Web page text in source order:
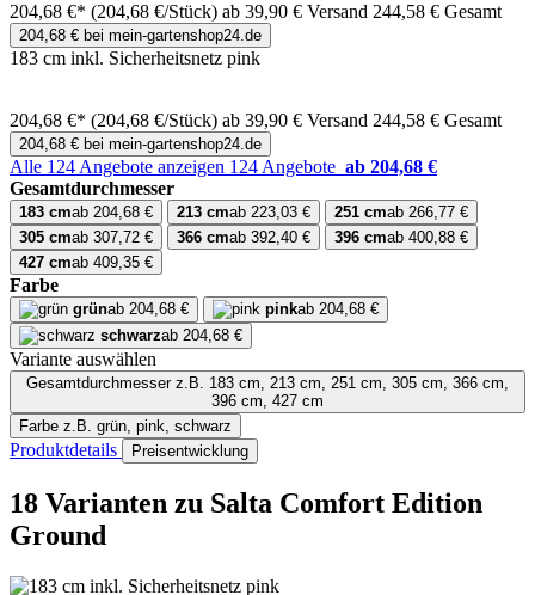
204,68 €* (204,68 €/Stück) ab 39,90 € Versand 244,58 € Gesamt
204,68 € bei mein-gartenshop24.de
183 cm inkl. Sicherheitsnetz pink
204,68 €* (204,68 €/Stück) ab 39,90 € Versand 244,58 € Gesamt
204,68 € bei mein-gartenshop24.de
Alle 124 Angebote anzeigen 124 Angebote ab 204,68 €
Gesamtdurchmesser
183 cmab 204,68 € 213 cmab 223,03 € 251 cmab 266,77 €
305 cmab 307,72 € 366 cmab 392,40 € 396 cmab 400,88 €
427 cmab 409,35 €
Farbe
grünab 204,68 € pinkab 204,68 €
schwarzab 204,68 €
Variante auswählen
Gesamtdurchmesserz.B. 183 cm, 213 cm, 251 cm, 305 cm, 366 cm,
396 cm, 427 cm
Farbe z.B. grün, pink, schwarz
Produktdetails Preisentwicklung
18 Varianten zu Salta Comfort Edition
Ground